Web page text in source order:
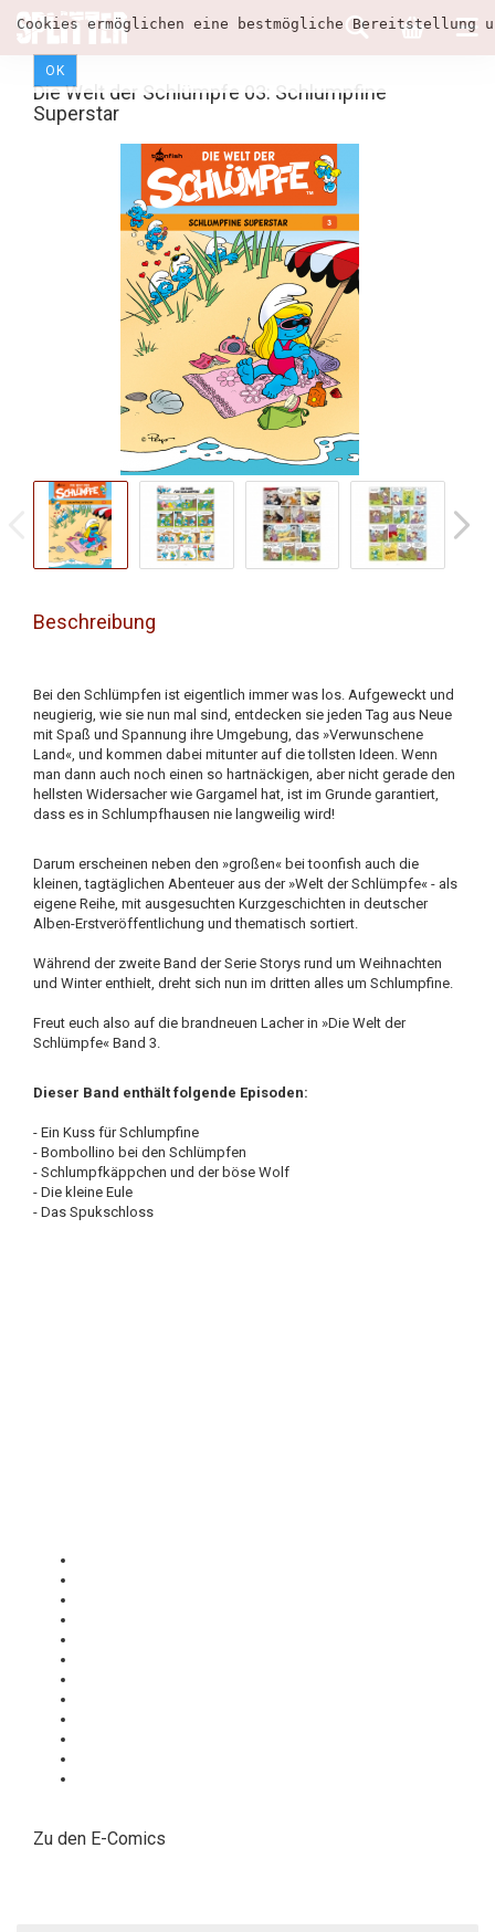
Cookies ermöglichen eine bestmögliche
OK
Die Welt der Schlümpfe 03: Schlumpfine
Superstar
Beschreibung
Bei den Schlümpfen ist eigentlich immer was los. Aufgeweckt und
neugierig, wie sie nun mal sind, entdecken sie jeden Tag aus Neue
mit Spaß und Spannung ihre Umgebung, das »Verwunschene
Land«, und kommen dabei mitunter auf die tollsten Ideen. Wenn
man dann auch noch einen so hartnäckigen, aber nicht gerade den
hellsten Widersacher wie Gargamel hat, ist im Grunde garantiert,
dass es in Schlumpfhausen nie langweilig wird!
Darum erscheinen neben den »großen« bei toonfish auch die
kleinen, tagtäglichen Abenteuer aus der »Welt der Schlümpfe« - als
eigene Reihe, mit ausgesuchten Kurzgeschichten in deutscher
Alben-Erstveröffentlichung und thematisch sortiert.
Während der zweite Band der Serie Storys rund um Weihnachten
und Winter enthielt, dreht sich nun im dritten alles um Schlumpfine.
Freut euch also auf die brandneuen Lacher in »Die Welt der
Schlümpfe« Band 3.
Dieser Band enthält folgende Episoden:
- Ein Kuss für Schlumpfine
- Bombollino bei den Schlümpfen
- Schlumpfkäppchen und der böse Wolf
- Die kleine Eule
- Das Spukschloss
Zu den E-Comics